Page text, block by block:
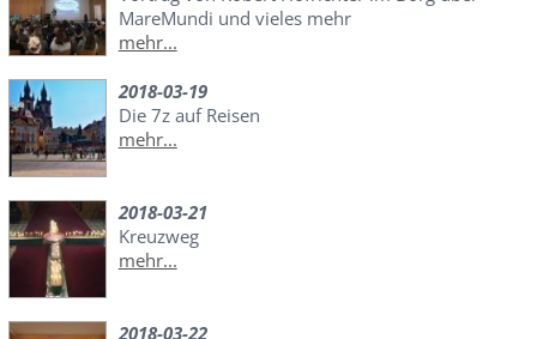
MareMundi und vieles mehr
mehr...
2018-03-19
Die 7z auf Reisen
mehr...
2018-03-21
Kreuzweg
mehr...
2018-03-22